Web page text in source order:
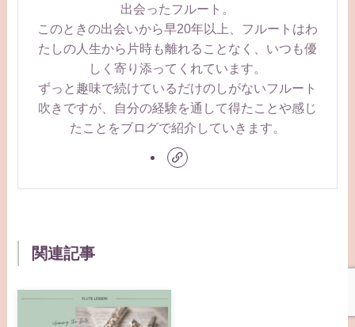
出会ったフルート。
このときの出会いから早20年以上、フルートはわ
たしの人生から片時も離れることなく、いつも優
しく寄り添ってくれています。
ずっと趣味で続けているだけのしがないフルート
吹きですが、自分の経験を通して得たことや感じ
たことをブログで紹介していきます。
関連記事